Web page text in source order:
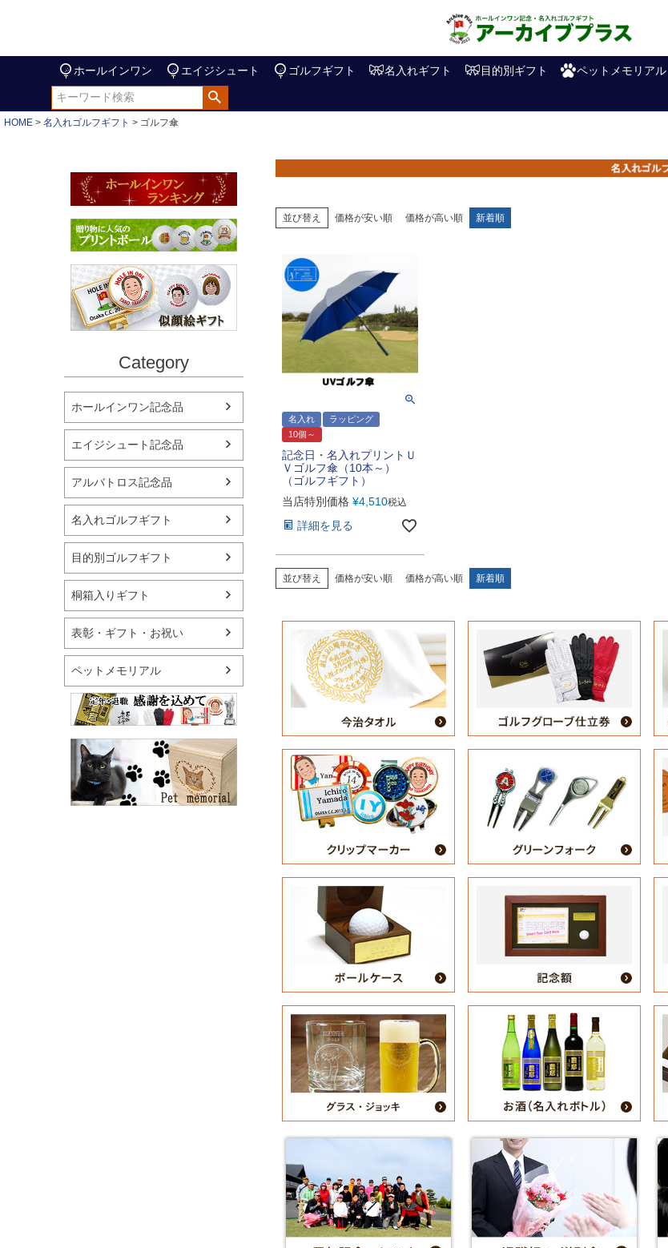
ホールインワン エイジシュート ゴルフギフト 名入れギフト 目的別ギフト ペットメモリアル
HOME 名入れゴルフギフト ゴルフ傘
Category
ホールインワン記念品
エイジシュート記念品
アルバトロス記念品
名入れゴルフギフト
目的別ゴルフギフト
桐箱入りギフト
表彰・ギフト・お祝い
ペットメモリアル
並び替え 価格が安い順 価格が高い順 新着順
名入れ
ラッピング
10個～
記念日・名入れプリントＵ
Ｖゴルフ傘（10本～）
（ゴルフギフト）
当店特別価格 ¥4,510税込
詳細を見る
並び替え 価格が安い順 価格が高い順 新着順